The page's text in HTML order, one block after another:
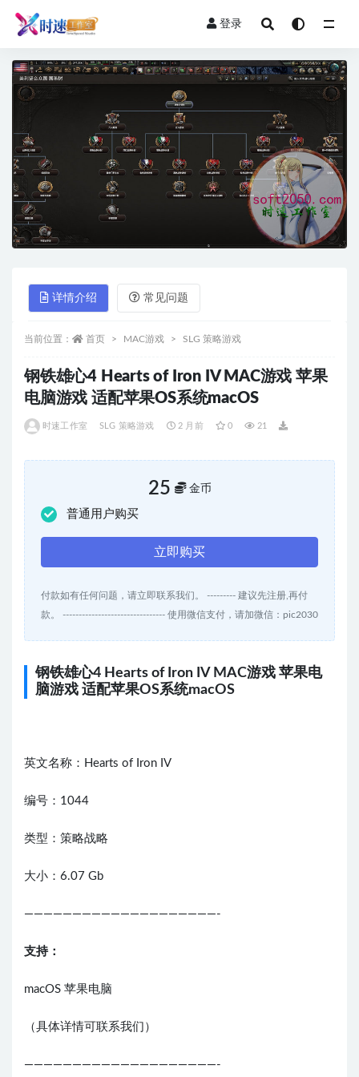
登录
详情介绍 常见问题
当前位置： 首页 MAC游戏 SLG 策略游戏
钢铁雄心4 Hearts of Iron IV MAC游戏 苹果
电脑游戏 适配苹果OS系统macOS
时速工作室 SLG 策略游戏 2 月前 0 21
25 金币
普通用户购买
立即购买
付款如有任何问题，请立即联系我们。 --------- 建议先注册,再付
款。 -------------------------------- 使用微信支付，请加微信：pic2030
钢铁雄心4 Hearts of Iron IV MAC游戏 苹果电
脑游戏 适配苹果OS系统macOS
英文名称：Hearts of Iron IV
编号：1044
类型：策略战略
大小：6.07 Gb
————————————————————-
支持：
macOS 苹果电脑
（具体详情可联系我们）
————————————————————-